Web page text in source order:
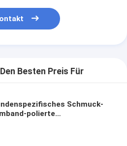
Besten Preis Für
Schmuck-
polierte